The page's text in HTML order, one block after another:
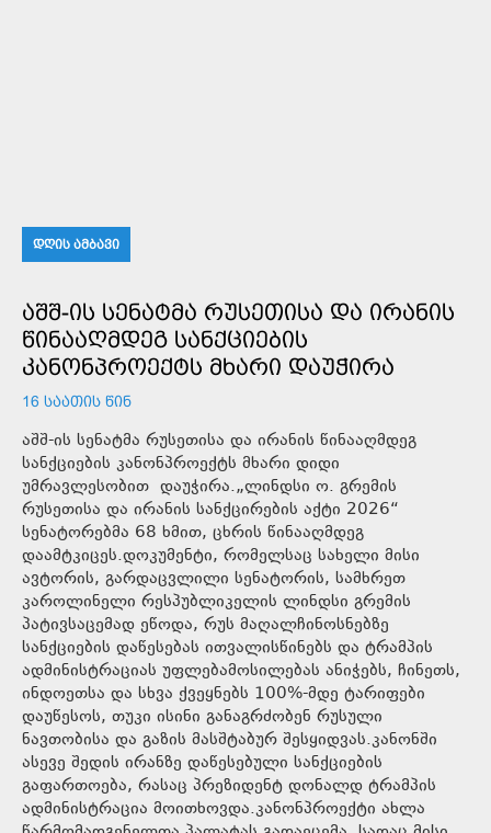
ᲓᲦᲘᲡ ᲐᲛᲑᲐᲕᲘ
ᲐᲨᲨ-ᲘᲡ ᲡᲔᲜᲐᲢᲛᲐ ᲠᲣᲡᲔᲗᲘᲡᲐ ᲓᲐ ᲘᲠᲐᲜᲘᲡ
ᲬᲘᲜᲐᲐᲦᲛᲓᲔᲒ ᲡᲐᲜᲥᲪᲘᲔᲑᲘᲡ
ᲙᲐᲜᲝᲜᲞᲠᲝᲔᲥᲢᲡ ᲛᲮᲐᲠᲘ ᲓᲐᲣᲭᲘᲠᲐ
16 ᲡᲐᲐᲗᲘᲡ ᲬᲘᲜ
აშშ-ის სენატმა რუსეთისა და ირანის წინააღმდეგ
სანქციების კანონპროექტს მხარი დიდი
უმრავლესობით დაუჭირა.„ლინდსი ო. გრემის
რუსეთისა და ირანის სანქცირების აქტი 2026“
სენატორებმა 68 ხმით, ცხრის წინააღმდეგ
დაამტკიცეს.დოკუმენტი, რომელსაც სახელი მისი
ავტორის, გარდაცვლილი სენატორის, სამხრეთ
კაროლინელი რესპუბლიკელის ლინდსი გრემის
პატივსაცემად ეწოდა, რუს მაღალჩინოსნებზე
სანქციების დაწესებას ითვალისწინებს და ტრამპის
ადმინისტრაციას უფლებამოსილებას ანიჭებს, ჩინეთს,
ინდოეთსა და სხვა ქვეყნებს 100%-მდე ტარიფები
დაუწესოს, თუკი ისინი განაგრძობენ რუსული
ნავთობისა და გაზის მასშტაბურ შესყიდვას.კანონში
ასევე შედის ირანზე დაწესებული სანქციების
გაფართოება, რასაც პრეზიდენტ დონალდ ტრამპის
ადმინისტრაცია მოითხოვდა.კანონპროექტი ახლა